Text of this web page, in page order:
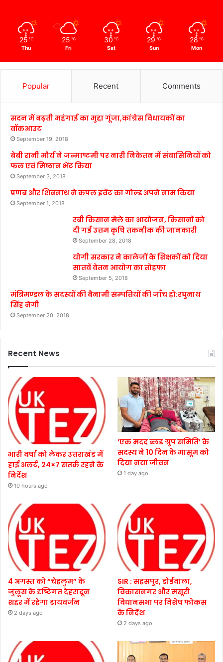
25 ℃
Thu
25 ℃
Fri
30 ℃
Sat
29 ℃
Sun
28 ℃
Mon
Popular Recent Comments
सदन में बढ़ती महंगाई का मुद्दा गूंजा,कांग्रेस विधायकों का
वॉकआउट
September 19, 2018
बेबी रानी मौर्य ने जन्माष्टमी पर नारी निकेतन में संवासिनियों को
फल एवं मिष्ठान भेंट किया
September 3, 2018
प्रणब और शिबनाथ ने कपल इवेंट का गोल्ड अपने नाम किया
September 1, 2018
रबी किसान मेले का आयोजन, किसानों को
दी गई उत्तम कृषि तकनीक की जानकारी
September 28, 2018
योगी सरकार ने कालेजों के शिक्षकों को दिया
सातवें वेतन आयोग का तोहफा
September 5, 2018
मंत्रिमण्डल के सदस्यों की बैनामी सम्पत्तियों की जाँच हो:रघुनाथ
सिंह नेगी
September 20, 2018
Recent News
भारी वर्षा को लेकर उत्तराखंड में
हाई अलर्ट, 24×7 सतर्क रहने के
निर्देश
10 hours ago
‘एक मदद ब्लड ग्रुप समिति’ के
सदस्य ने 10 दिन के मासूम को
दिया नया जीवन
1 day ago
4 अगस्त को “चेहलुम” के
जुलूस के दृष्टिगत देहरादून
शहर में रहेगा डायवर्जन
2 days ago
SIR : सहसपुर, डोईवाला,
विकासनगर और मसूरी
विधानसभा पर विशेष फोकस
के निर्देश
2 days ago